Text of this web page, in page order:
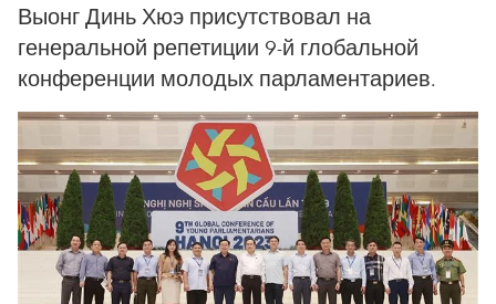
Выонг Динь Хюэ присутствовал на
генеральной репетиции 9-й глобальной
конференции молодых парламентариев.